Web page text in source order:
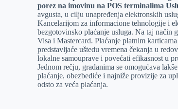
r
n
A
p
p
i
l
porez na imovinu na POS terminalima
avgusta, u cilju unapređenja elektronskih
Kancelarijom za informacione tehnologije i
bezgotovinsko plaćanje usluga. Na taj način
Visa i Mastercard. Plaćanje platnim
predstavljaće uštedu vremena čekanja u
lokalne samouprave i povećati efikasnost u
Jednom rečju, građanima se omogućava
plaćanje, obezbediće i najniže provizije za
odsto za veća plaćanja.